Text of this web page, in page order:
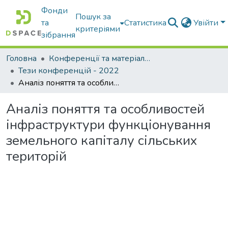
Фонди
та
зібрання
Пошук за
критеріями
Статистика Увійти
Головна
Конференції та матеріали конференцій
Тези конференцій - 2022
Аналіз поняття та особливостей інфраструктури функціонування земельного капіталу сільських територій
Аналіз поняття та особливостей
інфраструктури функціонування
земельного капіталу сільських
територій